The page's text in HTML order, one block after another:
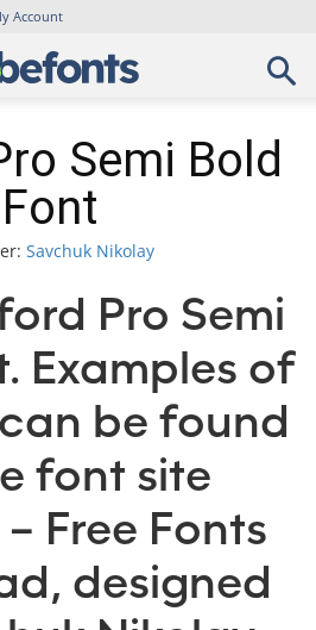
Account
Semi Bold
Font
Savchuk Nikolay
Pro Semi
Examples of
be found
font site
Free Fonts
designed